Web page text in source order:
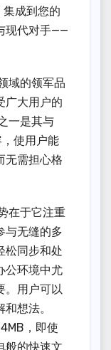
集成到您的
现代对手——
域的领军品
广大用户的
一是其与
使用户能
无需担心格
在于它注重
与无缝的多
松同步和处
公环境中尤
。用户可以
想法。
，即使
般的快速文